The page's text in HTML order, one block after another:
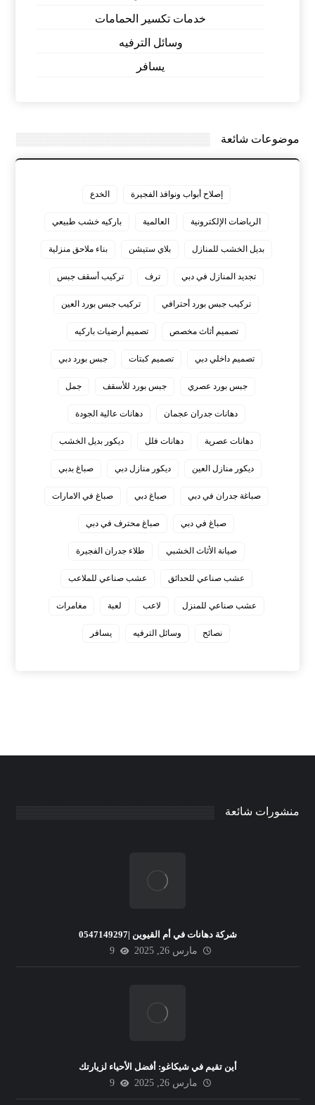
خدمات تكسير الحمامات
وسائل الترفيه
يسافر
موضوعات شائعة
إصلاح أبواب ونوافذ الفجيرة الخدع
الرياضات الإلكترونية العالمية باركيه خشب طبيعي
بديل الخشب للمنازل بلاي ستيشن بناء ملاحق منزلية
تجديد المنازل في دبي ترف تركيب أسقف جبس
تركيب جبس بورد أحترافي تركيب جبس بورد العين
تصميم أثاث مخصص تصميم أرضيات باركيه
تصميم داخلي دبي تصميم كبتات جبس بورد دبي
جبس بورد عصري جبس بورد للأسقف جمل
دهانات جدران عجمان دهانات عالية الجودة
دهانات عصرية دهانات فلل ديكور بديل الخشب
ديكور منازل العين ديكور منازل دبي صباغ بدبي
صباغة جدران في دبي صباغ دبي صباغ في الامارات
صباغ في دبي صباغ محترف في دبي
صيانة الأثاث الخشبي طلاء جدران الفجيرة
عشب صناعي للحدائق عشب صناعي للملاعب
عشب صناعي للمنزل لاعب لعبة مغامرات
نصائح وسائل الترفيه يسافر
منشورات شائعة
شركة دهانات في أم القيوين |0547149297
مارس 26, 2025
9
أين تقيم في شيكاغو: أفضل الأحياء لزيارتك
مارس 26, 2025
9